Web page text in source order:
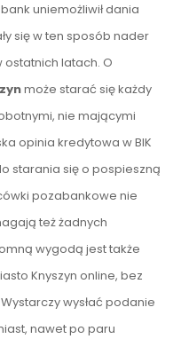
uniemożliwił dania
się w ten sposób nader
latach. O
może starać się każdy
nie mającymi
opinia kredytowa w BIK
starania się o pospieszną
pozabankowe nie
też żadnych
wygodą jest także
Knyszyn online, bez
wysłać podanie
nawet po paru